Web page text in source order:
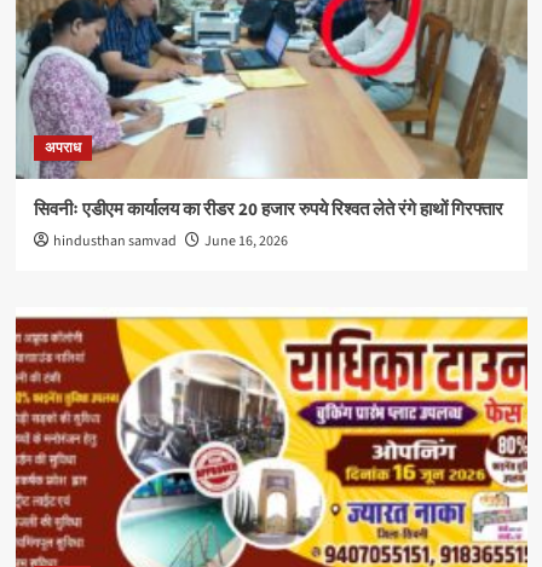
अपराध
सिवनीः एडीएम कार्यालय का रीडर 20 हजार रुपये रिश्वत लेते रंगे हाथों गिरफ्तार
hindusthan samvad June 16, 2026